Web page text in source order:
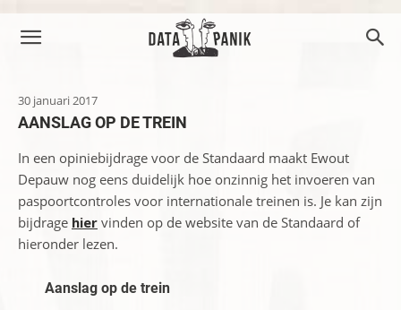
30 januari 2017
AANSLAG OP DE TREIN
In een opiniebijdrage voor de Standaard maakt Ewout
Depauw nog eens duidelijk hoe onzinnig het invoeren van
paspoortcontroles voor internationale treinen is. Je kan zijn
bijdrage hier vinden op de website van de Standaard of
hieronder lezen.
Aanslag op de trein